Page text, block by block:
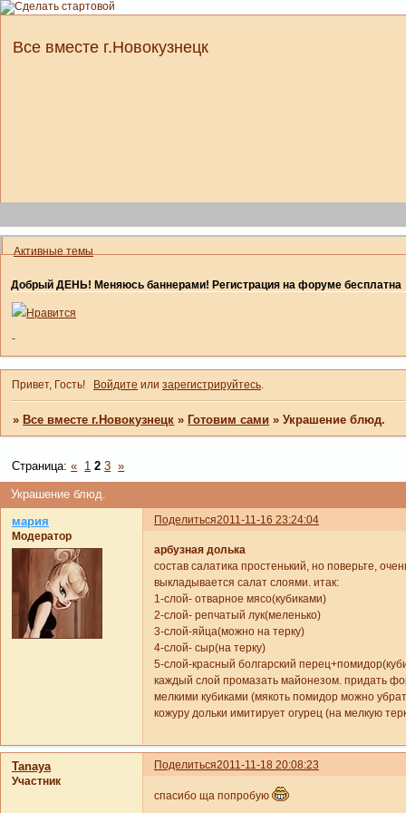
Все вместе г.Новокузнецк
Активные темы
Добрый ДЕНЬ! Меняюсь баннерами! Регистрация на форуме бесплатна
Нравится
-
Привет, Гость! Войдите или зарегистрируйтесь.
»Все вместе г.Новокузнецк »Готовим сами »Украшение блюд.
Украшение блюд.
Страница:« 1 2 3 »
Поделиться2011-11-16 23:24:04
мария
Модератор
арбузная долька
состав салатика простенький, но поверьте,
выкладывается салат слоями. итак:
1-слой- отварное мясо(кубиками)
2-слой- репчатый лук(меленько)
3-слой-яйца(можно на терку)
4-слой- сыр(на терку)
5-слой-красный болгарский
каждый слой промазать майонезом. придать
мелкими кубиками (мякоть помидор можно
кожуру дольки имитирует огурец (на мелкую
Поделиться2011-11-18 20:08:23
Tanaya
Участник
спасибо ща попробую